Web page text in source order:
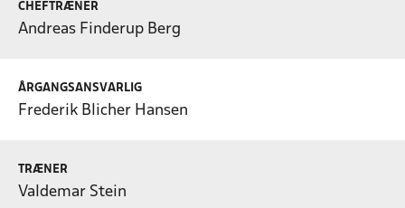
CHEFTRÆNER
Andreas Finderup Berg
ÅRGANGSANSVARLIG
Frederik Blicher Hansen
TRÆNER
Valdemar Stein